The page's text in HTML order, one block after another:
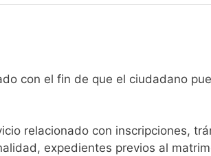
con el fin de que el ciudadano
relacionado con inscripciones,
expedientes previos al